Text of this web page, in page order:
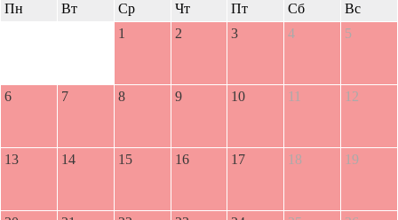
Пн
Вт Ср Чт Пт Сб
Вс
1
2 3 4 5
6 7 8 9 10 11 12
13 14 15 16 17 18 19